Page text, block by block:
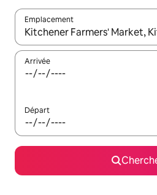
Emplacement
Quand les résultats sont
Arrivée
Départ